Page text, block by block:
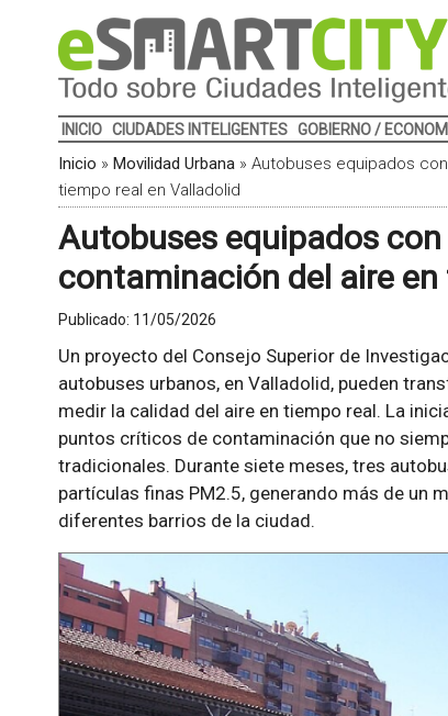
INICIO CIUDADES INTELIGENTES GOBIERNO /
Inicio » Movilidad Urbana» Autobuses equipados
tiempo real en Valladolid
Autobuses equipados
contaminación del aire
Publicado: 11/05/2026
Un proyecto del Consejo Superior de
autobuses urbanos, en Valladolid, pueden
medir la calidad del aire en tiempo real. La
puntos críticos de contaminación que no
tradicionales. Durante siete meses, tres
partículas finas PM2.5, generando más de un
diferentes barrios de la ciudad.